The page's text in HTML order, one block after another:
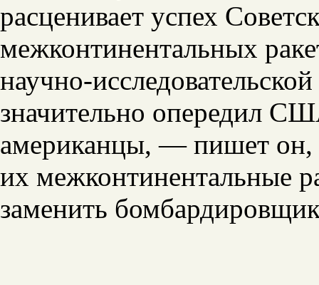
расценивает успех
межконтинентальных
научно-
значительно опередил
американцы, — пишет он,
их межконтинентальные
заменить